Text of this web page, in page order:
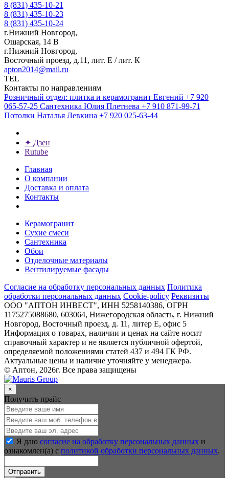
8 (831) 435-10-21
8 (831) 435-10-23
8 (831) 435-10-24
г.Нижний Новгород,
Ошарская, 14 В
г.Нижний Новгород,
Восточный проезд, д.11, лит. Е / лит. К
apton2014@mail.ru
TEL
Контакты по направлениям
Розничный отдел: плитка и керамогранит Евгений +7 920
065-57-25 Сантехника Юлия Плетнева +7 910 871-99-71
Потолки Наталья Левкина +7 920 025-63-44
✦ Дзен
Rutube
Главная
О компании
Доставка и оплата
Контакты
Керамогранит
Сухие смеси
Сантехника
Обои
Отделочные материалы
Вентилируемые фасады
Согласие на обработку персональных данных Политика
обработки персональных данных Cookie-policy Реквизиты
ООО "АПТОН ИНВЕСТ", ИНН 5258140386, ОГРН
1175275088680, 603064, Нижегородская область, г. Нижний
Новгород, Восточный проезд, д. 11, литер Е, офис 5
Информация о товарах, наличии и ценах на сайте носит
справочный характер и не является публичной офертой,
определяемой положениями статей 437 и 494 ГК РФ.
Актуальные цены и наличие уточняйте у менеджера.
© Аптон, 2026г. Все права защищены
×
Получить прайс
Я даю согласие на обработку персональных данных и
ознакомлен(а) с политикой обработки персональных данных.
Отправить